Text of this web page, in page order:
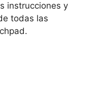
instrucciones y
todas las